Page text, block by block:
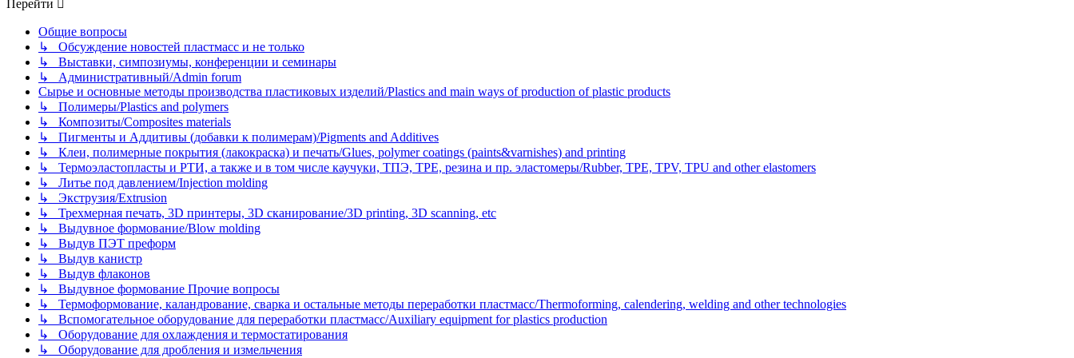
Перейти
Общие вопросы
↳ Обсуждение новостей пластмасс и не только
↳ Выставки, симпозиумы, конференции и семинары
↳ Административный/Admin forum
Сырье и основные методы производства пластиковых изделий/Plastics and main ways of production of plastic products
↳ Полимеры/Plastics and polymers
↳ Композиты/Сomposites materials
↳ Пигменты и Аддитивы (добавки к полимерам)/Pigments and Additives
↳ Клеи, полимерные покрытия (лакокраска) и печать/Glues, polymer coatings (paints&varnishes) and printing
↳ Термоэластопласты и РТИ, а также и в том числе каучуки, ТПЭ, TPE, резина и пр. эластомеры/Rubber, TPE, TPV, TPU and other elastomers
↳ Литье под давлением/Injection molding
↳ Экструзия/Extrusion
↳ Трехмерная печать, 3D принтеры, 3D сканирование/3D printing, 3D scanning, etc
↳ Выдувное формование/Blow molding
↳ Выдув ПЭТ преформ
↳ Выдув канистр
↳ Выдув флаконов
↳ Выдувное формование Прочие вопросы
↳ Термоформование, каландрование, сварка и остальные методы переработки пластмасс/Thermoforming, calendering, welding and other technologies
↳ Вспомогательное оборудование для переработки пластмасс/Auxiliary equipment for plastics production
↳ Оборудование для охлаждения и термостатирования
↳ Оборудование для дробления и измельчения